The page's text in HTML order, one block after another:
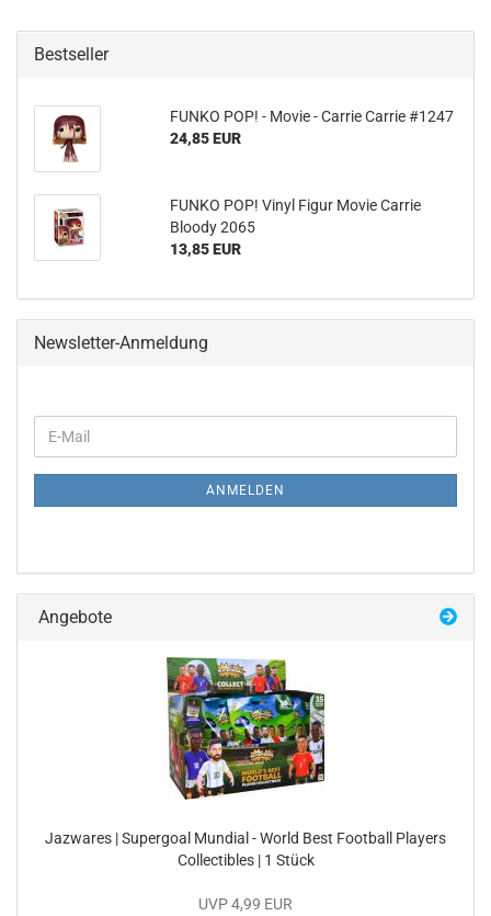
Bestseller
FUNKO POP! - Movie - Car­rie Car­rie #1247
24,85 EUR
FUNKO POP! Vinyl Figur Movie Car­rie
Bloo­dy 2065
13,85 EUR
Newsletter-Anmeldung
ZUR
E-
Mail
ANMELDEN
Angebote
Jaz­wa­res | Su­per­goal Mun­di­al - World Best Foot­ball Play­ers
Collec­ti­bles | 1 Stück
UVP 4,99 EUR